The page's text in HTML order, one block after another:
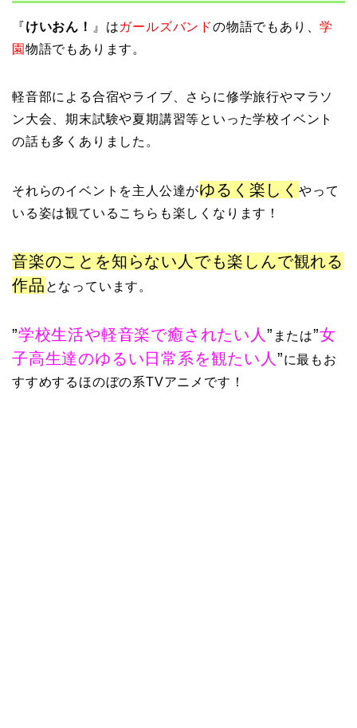
『けいおん！ 』はガールズバンドの物語でもあり、学
園 物語でもあります。
軽音部による合宿やライブ、さらに修学旅行やマラソ
ン大会、期末試験や夏期講習等といった学校イベント
の話も多くありました。
それらのイベントを主人公達がゆるく楽しくやって
いる姿は観ているこちらも楽しくなります！
音楽のことを知らない人でも楽しんで観れる
作品 となっています。
”学校生活や軽音楽で癒されたい人 ” または”女
子高生達のゆるい日常系を観たい人 ”に最もお
すすめするほのぼの系TVアニメです！